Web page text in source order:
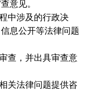
意见。
中涉及的行政决
息公开等法律问题
查，并出具审查意
关法律问题提供咨